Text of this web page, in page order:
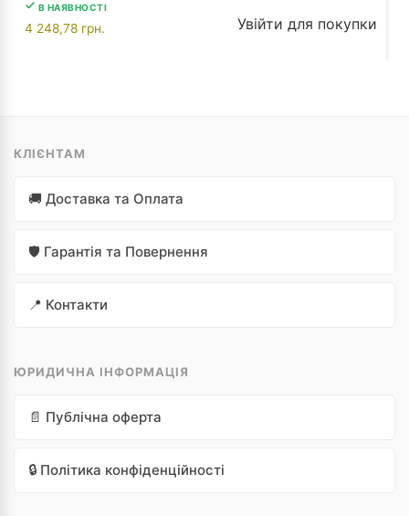
В НАЯВНОСТІ
4 248,78 грн. Увійти для покупки
КЛІЄНТАМ
🚚 Доставка та Оплата
🛡️ Гарантія та Повернення
📍 Контакти
ЮРИДИЧНА ІНФОРМАЦІЯ
📄 Публічна оферта
🔒 Політика конфіденційності